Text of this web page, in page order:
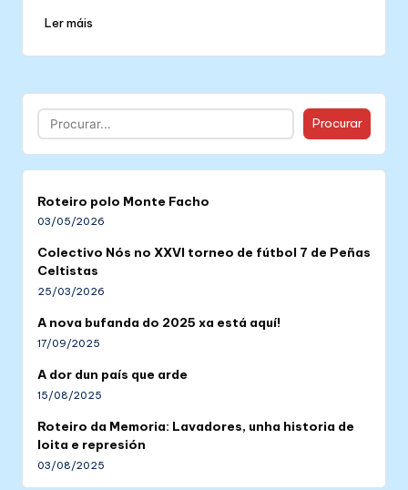
Ler máis
Buscar Procurar
Roteiro polo Monte Facho
03/05/2026
Colectivo Nós no XXVI torneo de fútbol 7 de Peñas
Celtistas
25/03/2026
A nova bufanda do 2025 xa está aquí!
17/09/2025
A dor dun país que arde
15/08/2025
Roteiro da Memoria: Lavadores, unha historia de
loita e represión
03/08/2025